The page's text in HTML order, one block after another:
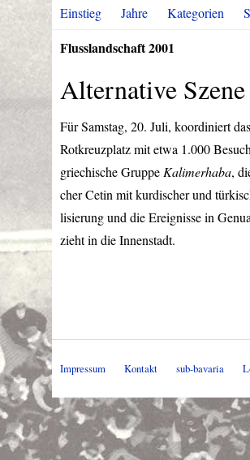
Einstieg Jahre Kategorien
Flusslandschaft 2001
Alternative Szene
Für Samstag, 20. Juli, koordiniert das
Rotkreuzplatz mit etwa 1.000
griechische Gruppe Kalimerhaba,
cher Cetin mit kurdischer und
lisierung und die Ereignisse in
zieht in die Innenstadt.
Impressum Kontakt sub-bavaria